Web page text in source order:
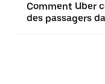
Comment Uber
des passagers